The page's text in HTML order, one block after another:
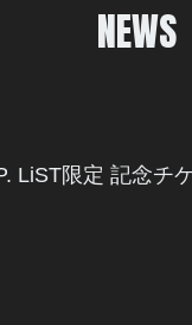
NEWS
LiST限定 記念チ